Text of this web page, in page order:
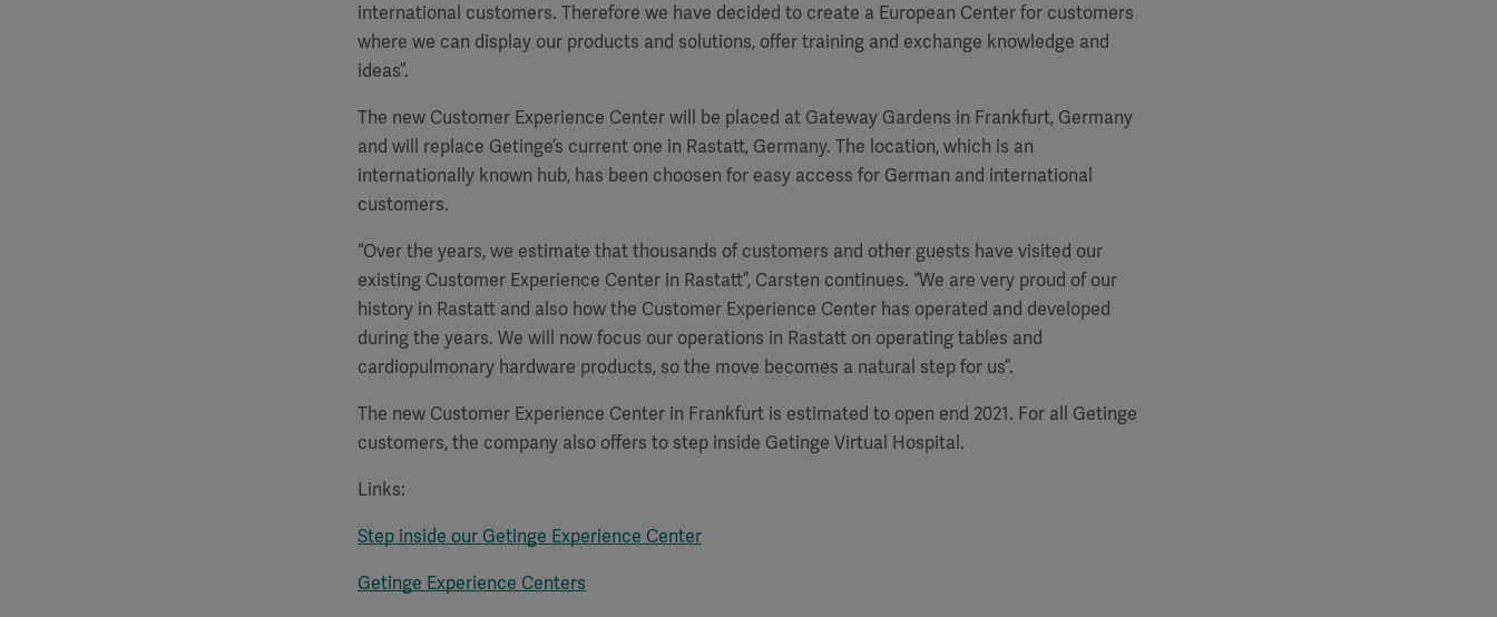
international customers. Therefore we have decided to create a European Center for customers
where we can display our products and solutions, offer training and exchange knowledge and
ideas”.
The new Customer Experience Center will be placed at Gateway Gardens in Frankfurt, Germany
and will replace Getinge’s current one in Rastatt, Germany. The location, which is an
internationally known hub, has been choosen for easy access for German and international
customers.
“Over the years, we estimate that thousands of customers and other guests have visited our
existing Customer Experience Center in Rastatt”, Carsten continues. “We are very proud of our
history in Rastatt and also how the Customer Experience Center has operated and developed
during the years. We will now focus our operations in Rastatt on operating tables and
cardiopulmonary hardware products, so the move becomes a natural step for us”.
The new Customer Experience Center in Frankfurt is estimated to open end 2021. For all Getinge
customers, the company also offers to step inside Getinge Virtual Hospital.
Links:
Step inside our Getinge Experience Center
Getinge Experience Centers